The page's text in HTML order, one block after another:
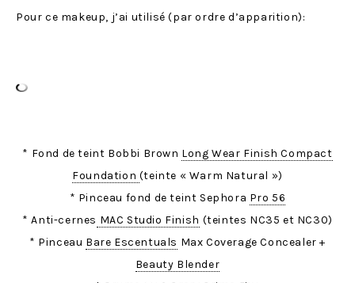
Pour ce makeup, j’ai utilisé (par ordre d’apparition):
* Fond de teint Bobbi Brown Long Wear Finish Compact
Foundation (teinte « Warm Natural »)
* Pinceau fond de teint Sephora Pro 56
* Anti-cernes MAC Studio Finish (teintes NC35 et NC30)
* Pinceau Bare Escentuals Max Coverage Concealer +
Beauty Blender